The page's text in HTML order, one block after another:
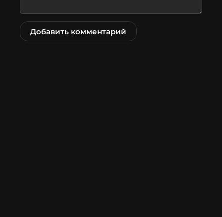
Добавить комментарий